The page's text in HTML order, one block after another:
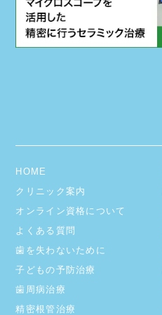
HOME
クリニック案内
オンライン資格について
よくある質問
歯を失わないために
子どもの予防治療
歯周病治療
精密根管治療